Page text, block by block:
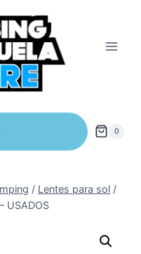
0
/ Lentes para sol /
USADOS